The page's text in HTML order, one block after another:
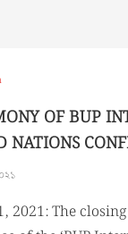
OF BUP
2021: The